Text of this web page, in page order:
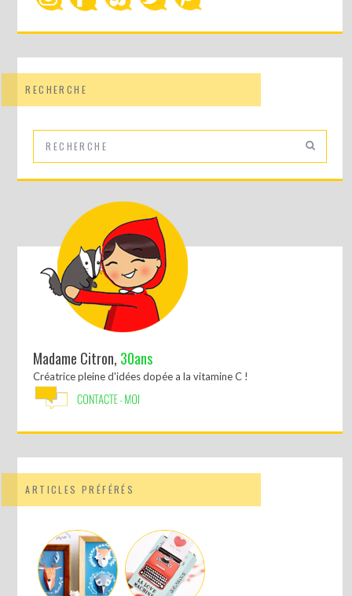
RECHERCHE
Madame Citron, 30ans
Créatrice pleine d'idées dopée a la vitamine C !
ARTICLES PRÉFÉRÉS